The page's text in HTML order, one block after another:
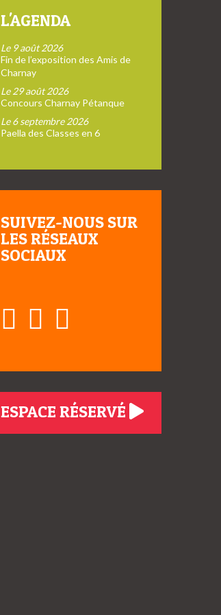
L'AGENDA
Le 9 août 2026
Fin de l’exposition des Amis de
Charnay
Le 29 août 2026
Concours Charnay Pétanque
Le 6 septembre 2026
Paella des Classes en 6
SUIVEZ-NOUS SUR
LES RÉSEAUX
SOCIAUX
ESPACE RÉSERVÉ